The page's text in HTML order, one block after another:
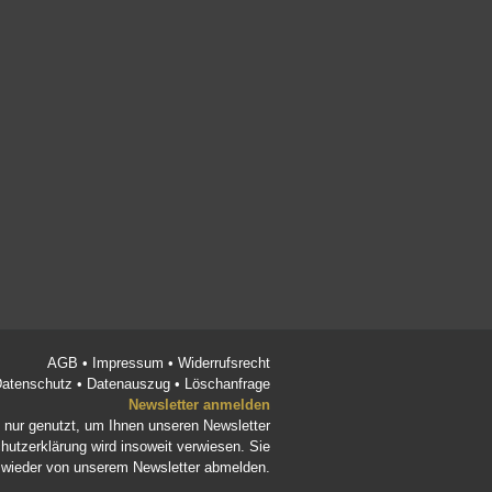
AGB • Impressum • Widerrufsrecht
• Datenauszug •
Löschanfrage
Newsletter anmelden
genutzt, um Ihnen unseren Newsletter
wird insoweit verwiesen. Sie
von unserem Newsletter abmelden.